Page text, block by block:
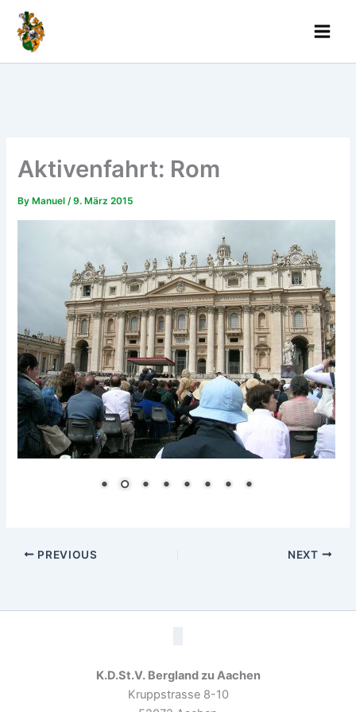
content
Aktivenfahrt: Rom
By Manuel/9. März 2015
PREVIOUS NEXT
K.D.St.V. Bergland zu Aachen
Kruppstrasse 8-10